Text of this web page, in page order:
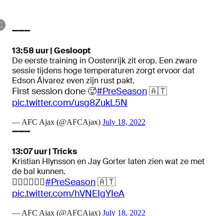
➖➖➖
13:58 uur | Gesloopt
De eerste training in Oostenrijk zit erop. Een zware
sessie tijdens hoge temperaturen zorgt ervoor dat
Edson Álvarez even zijn rust pakt.
First session done 🥵#PreSeason🇦🇹
pic.twitter.com/usg8ZukL5N
— AFC Ajax (@AFCAjax) July 18, 2022
➖➖➖
13:07 uur | Tricks
Kristian Hlynsson en Jay Gorter laten zien wat ze met
de bal kunnen.
🤹‍♂️🤹‍♂️🤹‍♂️#PreSeason🇦🇹
pic.twitter.com/hVNEIgYIeA
— AFC Ajax (@AFCAjax) July 18, 2022